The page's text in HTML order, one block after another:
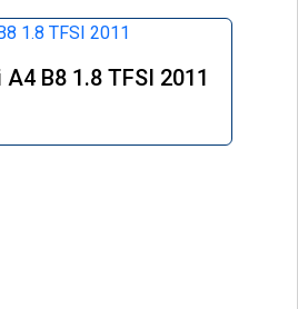
B8 1.8 TFSI 2011